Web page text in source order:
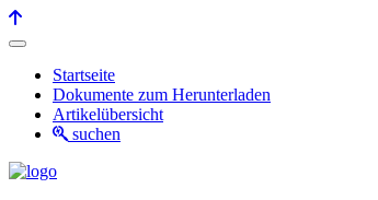
Startseite
Dokumente zum Herunterladen
Artikelübersicht
suchen